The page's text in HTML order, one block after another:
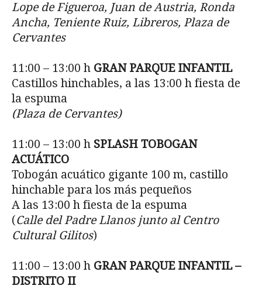
Lope de Figueroa, Juan de Austria, Ronda
Ancha, Teniente Ruiz, Libreros, Plaza de
Cervantes
11:00 – 13:00 h GRAN PARQUE INFANTIL
Castillos hinchables, a las 13:00 h fiesta de
la espuma
(Plaza de Cervantes)
11:00 – 13:00 h SPLASH TOBOGAN
ACUÁTICO
Tobogán acuático gigante 100 m, castillo
hinchable para los más pequeños
A las 13:00 h fiesta de la espuma
(Calle del Padre Llanos junto al Centro
Cultural Gilitos)
11:00 – 13:00 h GRAN PARQUE INFANTIL –
DISTRITO II